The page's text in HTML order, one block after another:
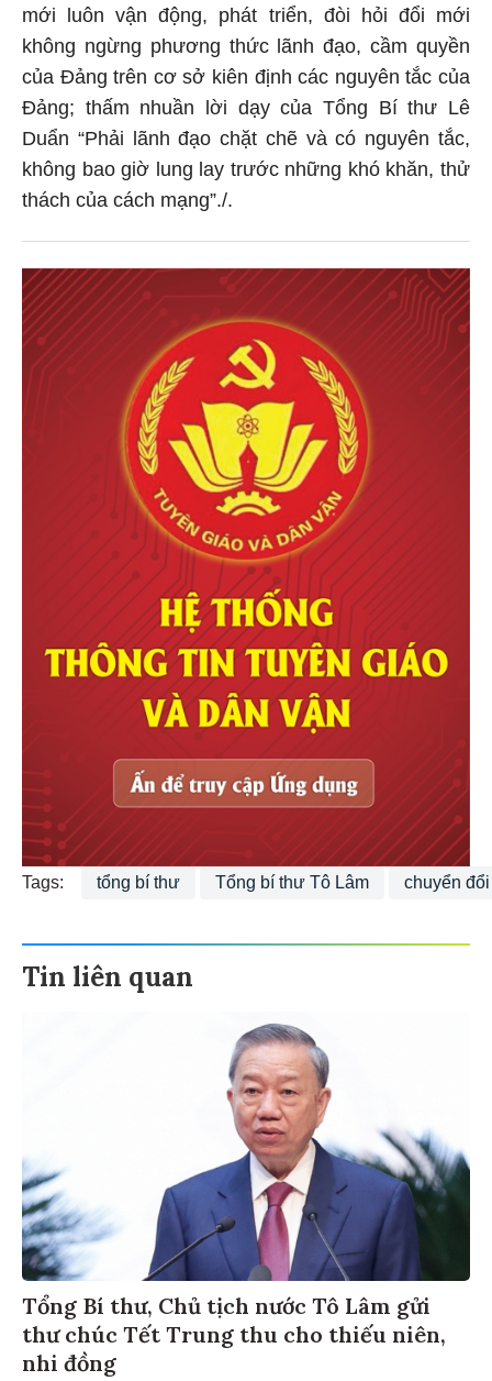
mới luôn vận động, phát triển, đòi hỏi đổi mới
không ngừng phương thức lãnh đạo, cầm quyền
của Đảng trên cơ sở kiên định các nguyên tắc của
Đảng; thấm nhuần lời dạy của Tổng Bí thư Lê
Duẩn “Phải lãnh đạo chặt chẽ và có nguyên tắc,
không bao giờ lung lay trước những khó khăn, thử
thách của cách mạng”./.
Tags: tổng bí thư Tổng bí thư Tô Lâm chuyển
Tin liên quan
Tổng Bí thư, Chủ tịch nước Tô Lâm gửi
thư chúc Tết Trung thu cho thiếu niên,
nhi đồng